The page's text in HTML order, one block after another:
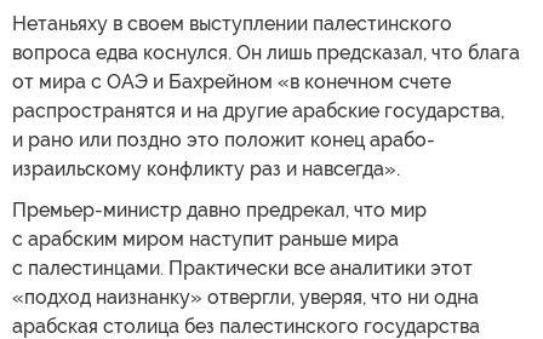
Нетаньяху в своем выступлении палестинского
вопроса едва коснулся. Он лишь предсказал, что блага
от мира с ОАЭ и Бахрейном «в конечном счете
распространятся и на другие арабские государства,
и рано или поздно это положит конец арабо-
израильскому конфликту раз и навсегда».
Премьер-министр давно предрекал, что мир
с арабским миром наступит раньше мира
с палестинцами. Практически все аналитики этот
«подход наизнанку» отвергли, уверяя, что ни одна
арабская столица без палестинского государства